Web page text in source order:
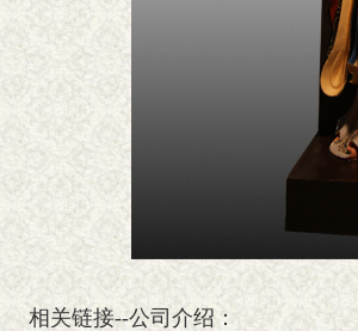
相关链接--公司介绍：